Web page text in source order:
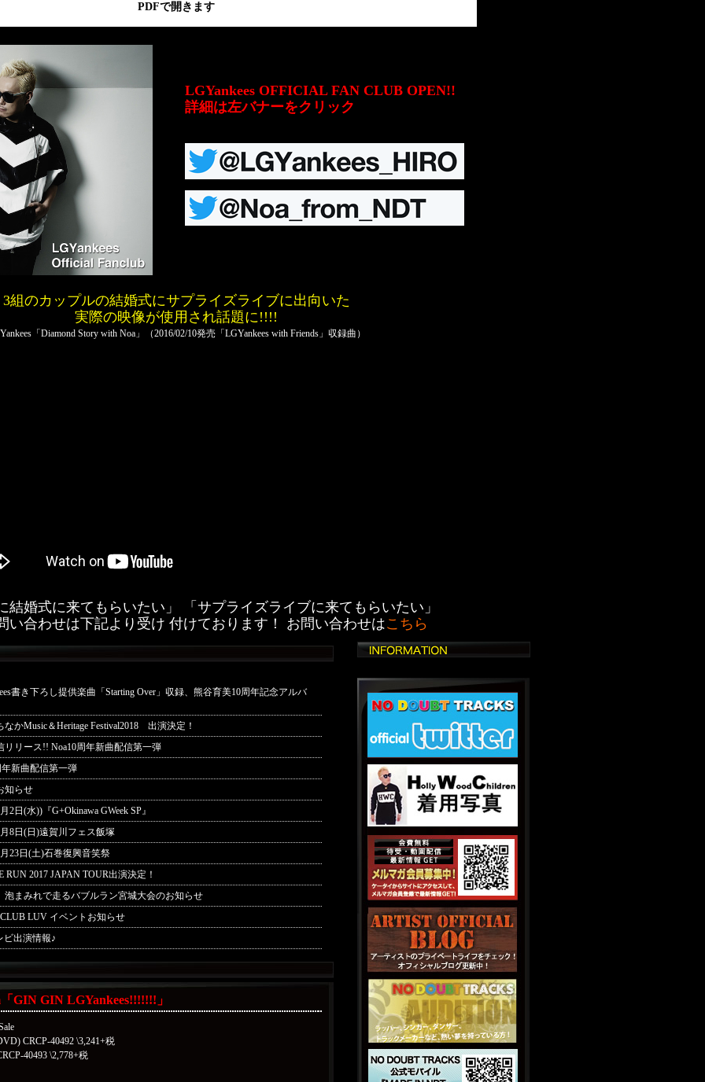
PDFで開きます
LGYankees OFFICIAL FAN CLUB OPEN!!
詳細は左バナーをクリック
3組のカップルの結婚式にサプライズライブに出向いた
実際の映像が使用され話題に!!!!
「Diamond Story with Noa」（2016/02/10発売「LGYankees with Friends」収録曲）
結婚式に来てもらいたい」 「サプライズライブに来てもらいたい」
い合わせは下記より受け 付けております！ お問い合わせはこちら
書き下ろし提供楽曲「Starting Over」収録、熊谷育美10周年記念アルバ
なかMusic＆Heritage Festival2018 出演決定！
リリース!! Noa10周年新曲配信第一弾
年新曲配信第一弾
知らせ
2日(水))『G+Okinawa GWeek SP』
8日(日)遠賀川フェス飯塚
23日(土)石巻復興音笑祭
RUN 2017 JAPAN TOUR出演決定！
泡まみれで走るバブルラン宮城大会のお知らせ
LUV イベントお知らせ
ビ出演情報♪
オ出演情報♪
による究極の新作コラボソング!! Noa「キオクノトビラ feat.
」 先行配信スタート!!
オクノトビラ feat. LGYankees」 MV解禁!!
ース Noa『Supple』発売記念イベント with LGYankees その2
ース Noa『Supple』発売記念イベント with LGYankees その１
GIN GIN LGYankees!!!!!!!」
CRCP-40492 \3,241+税
40493 \2,778+税